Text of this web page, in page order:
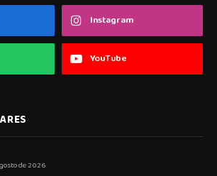
Instagram
YouTube
de 2026